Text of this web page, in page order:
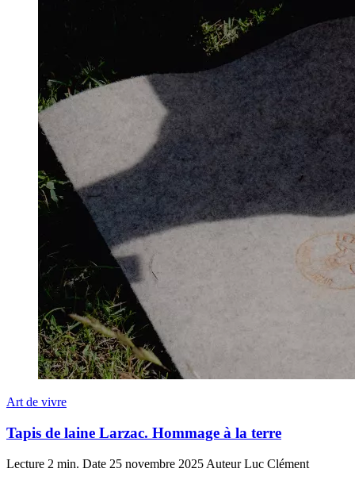
Art de vivre
Tapis de laine Larzac. Hommage à la terre
Lecture 2 min. Date 25 novembre 2025 Auteur Luc Clément